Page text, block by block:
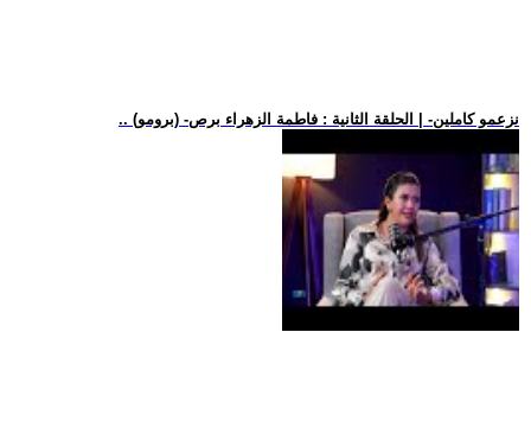
.. (برومو) -نزعمو كاملين- | الحلقة الثانية : فاطمة الزهراء برص